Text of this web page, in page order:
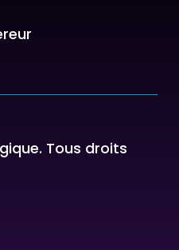
Tous droits